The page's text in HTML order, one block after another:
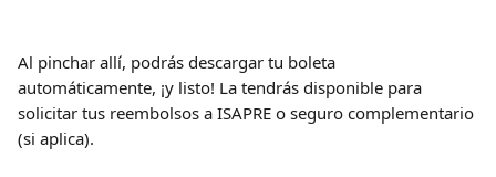
Al pinchar allí, podrás descargar tu boleta
automáticamente, ¡y listo! La tendrás disponible para
solicitar tus reembolsos a ISAPRE o seguro complementario
(si aplica).